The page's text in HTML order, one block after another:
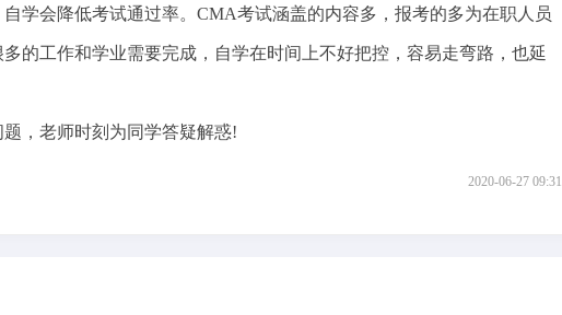
会降低考试通过率。CMA考试涵盖的内容多，报考的多为在职人员
的工作和学业需要完成，自学在时间上不好把控，容易走弯路，也延
，老师时刻为同学答疑解惑!
2020-06-27 09:31